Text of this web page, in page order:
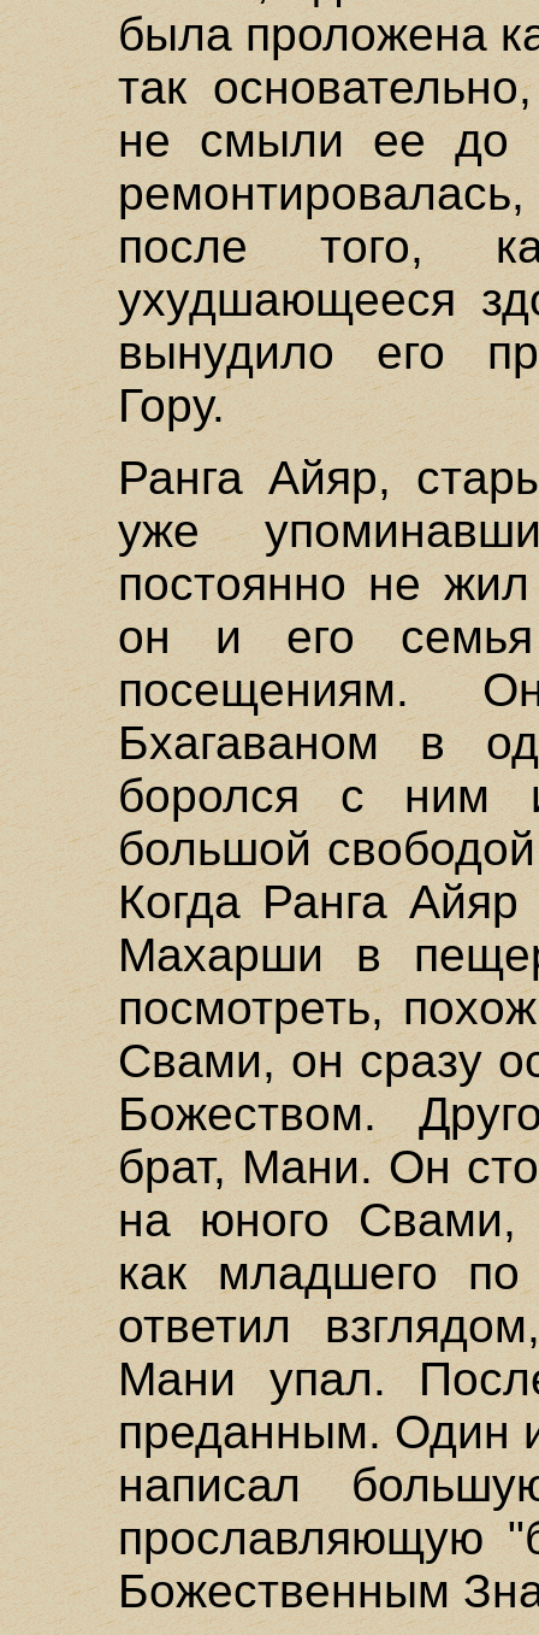
была проложена
так
не смыли ее до
после того,
ухудшающееся
вынудило его
Гору.
Ранга Айяр,
уже
постоянно не
он и его
посещениям.
Бхагаваном в
боролся с ним
большой
Когда Ранга
Махарши в
посмотреть,
Свами, он сразу
Божеством.
брат, Мани. Он
на юного Свами,
как младшего
ответил
Мани упал.
преданным. Один
написал
прославляющую
Божественным